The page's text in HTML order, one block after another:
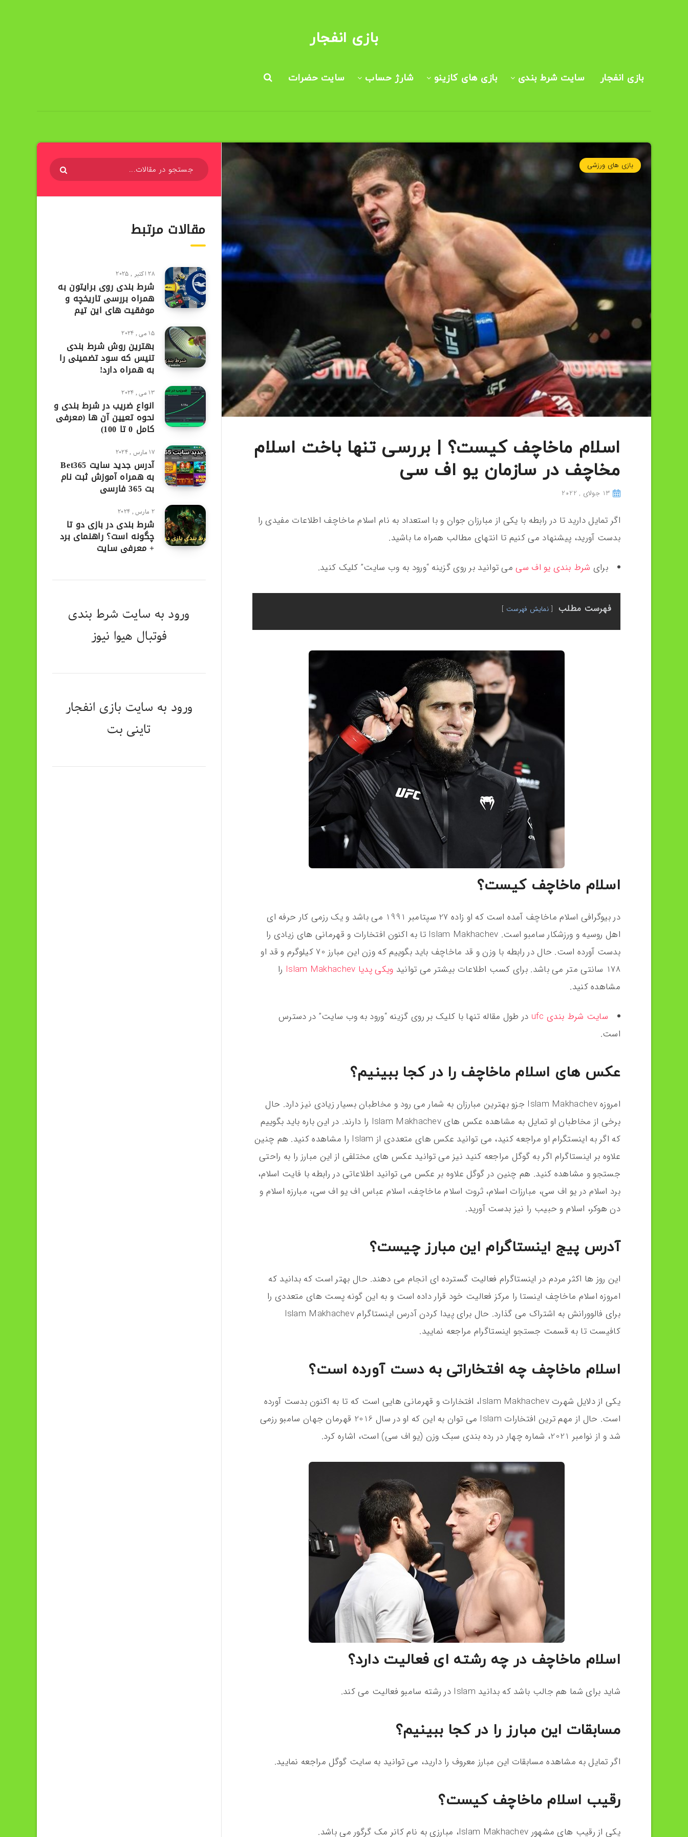
بازی انفجار
بازی انفجار سایت شرط بندی بازی های کازینو شارژ حساب سایت حضرات
بازی های ورزشی
اسلام ماخاچف کیست؟ | بررسی تنها باخت اسلام
مخاچف در سازمان یو اف سی
13 جولای , 2022
اگر تمایل دارید تا در رابطه با یکی از مبارزان جوان و با استعداد به نام اسلام ماخاچف اطلاعات مفیدی را
بدست آورید، پیشنهاد می کنیم تا انتهای مطالب همراه ما باشید.
برای شرط بندی یو اف سیمی توانید بر روی گزینه “ورود به وب سایت” کلیک کنید.
فهرست مطلب نمایش فهرست
اسلام ماخاچف کیست؟
در بیوگرافی اسلام ماخاچف آمده است که او زاده 27 سپتامبر 1991 می باشد و یک رزمی کار حرفه ای
اهل روسیه و ورزشکار سامبو است. Islam Makhachev تا به اکنون افتخارات و قهرمانی های زیادی را
بدست آورده است. حال در رابطه با وزن و قد ماخاچف باید بگوییم که وزن این مبارز 70 کیلوگرم و قد او
178 سانتی متر می باشد. برای کسب اطلاعات بیشتر می توانید
ویکی پدیا Islam Makhachev
را
مشاهده کنید.
سایت شرط بندی ufc
در طول مقاله تنها با کلیک بر روی گزینه “ورود به وب سایت” در دسترس
است.
عکس های اسلام ماخاچف را در کجا ببینیم؟
امروزه Islam Makhachev جزو بهترین مبارزان به شمار می رود و مخاطبان بسیار زیادی نیز دارد. حال
برخی از مخاطبان او تمایل به مشاهده عکس های Islam Makhachev را دارند. در این باره باید بگوییم
که اگر به اینستگرام او مراجعه کنید، می‌ توانید عکس‌ های متعددی از Islam را مشاهده کنید. هم چنین
علاوه بر اینستاگرام اگر به گوگل مراجعه کنید نیز می‌ توانید عکس‌ های مختلفی از این مبارز را به راحتی
جستجو و مشاهده کنید. هم چنین در گوگل علاوه بر عکس می توانید اطلاعاتی در رابطه با فایت اسلام،
برد اسلام در یو اف سی، مبارزات اسلام، ثروت اسلام ماخاچف، اسلام عباس اف یو اف سی، مبارزه اسلام و
دن هوکر، اسلام و حبیب را نیز بدست آورید.
آدرس پیج اینستاگرام این مبارز چیست؟
این روز ها اکثر مردم در اینستاگرام فعالیت گسترده ای انجام می‌ دهند. حال بهتر است که بدانید که
امروزه اسلام ماخاچف اینستا را مرکز فعالیت خود قرار داده است و به این گونه پست های متعددی را
برای فالوورانش به اشتراک می‌ گذارد. حال برای پیدا کردن آدرس اینستاگرام Islam Makhachev
کافیست تا به قسمت جستجو اینستاگرام مراجعه نمایید.
اسلام ماخاچف چه افتخاراتی به دست آورده است؟
یکی از دلایل شهرت Islam Makhachev، افتخارات و قهرمانی هایی است که تا به اکنون بدست آورده
است. حال از مهم ترین افتخارات Islam می توان به این که او در سال 2016 قهرمان جهان سامبو رزمی
شد و از نوامبر 2021، شماره چهار در رده بندی سبک وزن (یو اف سی) است، اشاره کرد.
اسلام ماخاچف در چه رشته ای فعالیت دارد؟
شاید برای شما هم جالب باشد که بدانید Islam در رشته سامبو فعالیت می کند.
مسابقات این مبارز را در کجا ببینیم؟
اگر تمایل به مشاهده مسابقات این مبارز معروف را دارید، می‌ توانید به سایت گوگل مراجعه نمایید.
رقیب اسلام ماخاچف کیست؟
یکی از رقیب های مشهور Islam Makhachev، مبارزی به نام کانر مک‌ گرگور می باشد.
مقالات مرتبط
28 اکتبر , 2025
شرط بندی روی برایتون به
همراه بررسی تاریخچه و
موفقیت های این تیم
15 می , 2024
بهترین روش شرط بندی
تنیس که سود تضمینی را
به همراه دارد!
13 می , 2024
انواع ضریب در شرط بندی و
نحوه تعیین آن ها (معرفی
کامل 0 تا 100)
17 مارس , 2024
آدرس جدید سایت Bet365
به همراه آموزش ثبت نام
بت 365 فارسی
2 مارس , 2024
شرط بندی در بازی دو تا
چگونه است؟ راهنمای برد
+ معرفی سایت
ورود به سایت شرط بندی
فوتبال هیوا نیوز
ورود به سایت بازی انفجار
تاینی بت